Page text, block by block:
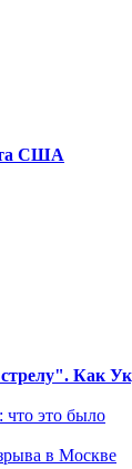
США
Как
что это было
в Москве